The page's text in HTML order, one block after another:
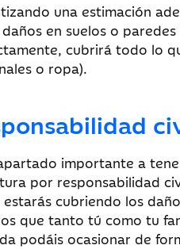
una estimación
en suelos o
cubrirá todo lo
o ropa).
importante a
por responsabilidad
cubriendo los
que tanto tú como tu
podáis ocasionar de